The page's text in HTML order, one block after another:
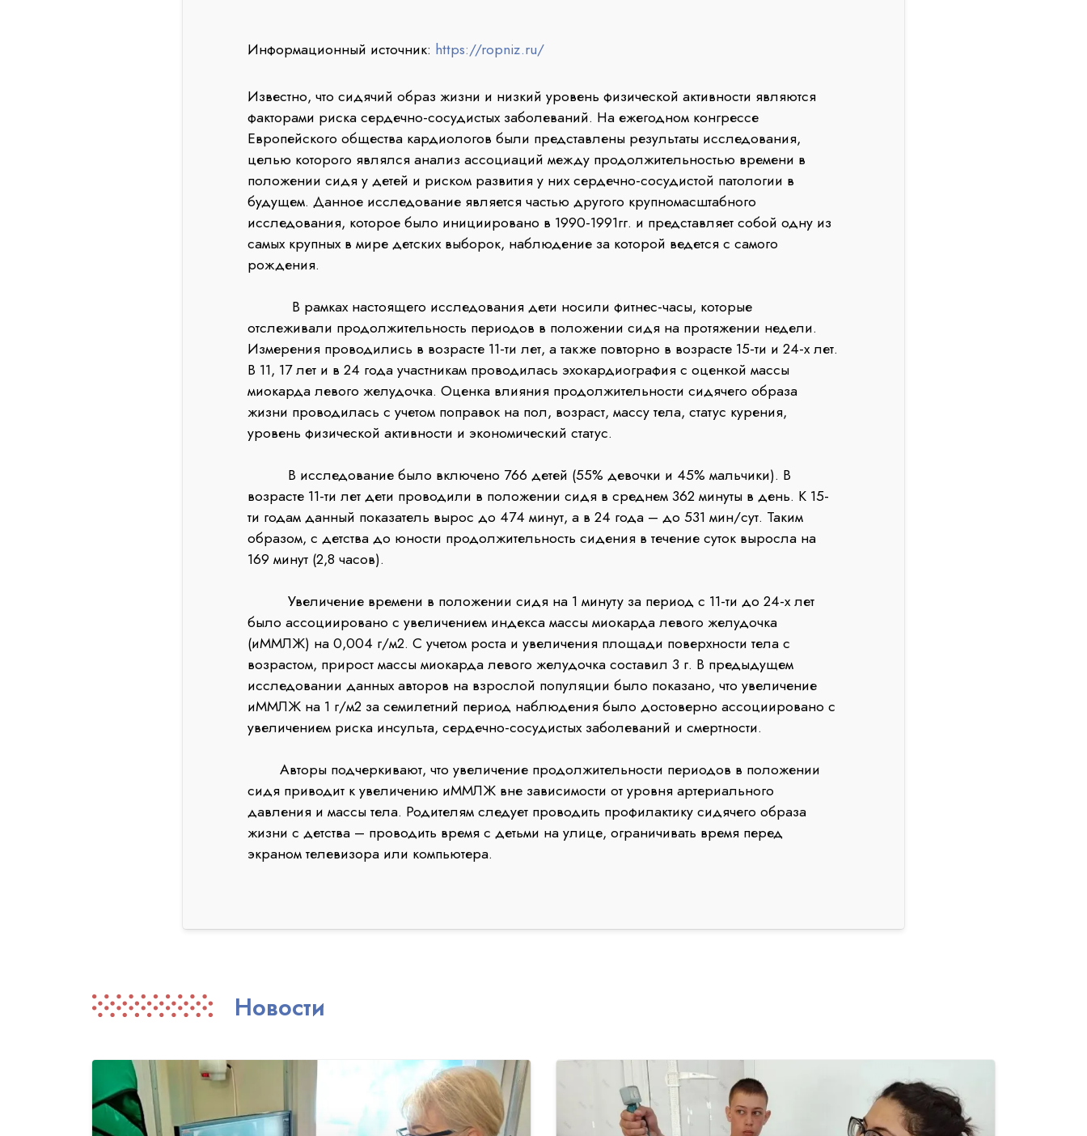
Информационный источник: https://ropniz.ru/
Известно, что сидячий образ жизни и низкий уровень физической активности являются
факторами риска сердечно-сосудистых заболеваний. На ежегодном конгрессе
Европейского общества кардиологов были представлены результаты исследования,
целью которого являлся анализ ассоциаций между продолжительностью времени в
положении сидя у детей и риском развития у них сердечно-сосудистой патологии в
будущем. Данное исследование является частью другого крупномасштабного
исследования, которое было инициировано в 1990-1991гг. и представляет собой одну из
самых крупных в мире детских выборок, наблюдение за которой ведется с самого
рождения.
В рамках настоящего исследования дети носили фитнес-часы, которые
отслеживали продолжительность периодов в положении сидя на протяжении недели.
Измерения проводились в возрасте 11-ти лет, а также повторно в возрасте 15-ти и 24-х лет.
В 11, 17 лет и в 24 года участникам проводилась эхокардиография с оценкой массы
миокарда левого желудочка. Оценка влияния продолжительности сидячего образа
жизни проводилась с учетом поправок на пол, возраст, массу тела, статус курения,
уровень физической активности и экономический статус.
В исследование было включено 766 детей (55% девочки и 45% мальчики). В
возрасте 11-ти лет дети проводили в положении сидя в среднем 362 минуты в день. К 15-
ти годам данный показатель вырос до 474 минут, а в 24 года – до 531 мин/сут. Таким
образом, с детства до юности продолжительность сидения в течение суток выросла на
169 минут (2,8 часов).
Увеличение времени в положении сидя на 1 минуту за период с 11-ти до 24-х лет
было ассоциировано с увеличением индекса массы миокарда левого желудочка
(иММЛЖ) на 0,004 г/м2. С учетом роста и увеличения площади поверхности тела с
возрастом, прирост массы миокарда левого желудочка составил 3 г. В предыдущем
исследовании данных авторов на взрослой популяции было показано, что увеличение
иММЛЖ на 1 г/м2 за семилетний период наблюдения было достоверно ассоциировано с
увеличением риска инсульта, сердечно-сосудистых заболеваний и смертности.
Авторы подчеркивают, что увеличение продолжительности периодов в положении
сидя приводит к увеличению иММЛЖ вне зависимости от уровня артериального
давления и массы тела. Родителям следует проводить профилактику сидячего образа
жизни с детства – проводить время с детьми на улице, ограничивать время перед
экраном телевизора или компьютера.
Новости